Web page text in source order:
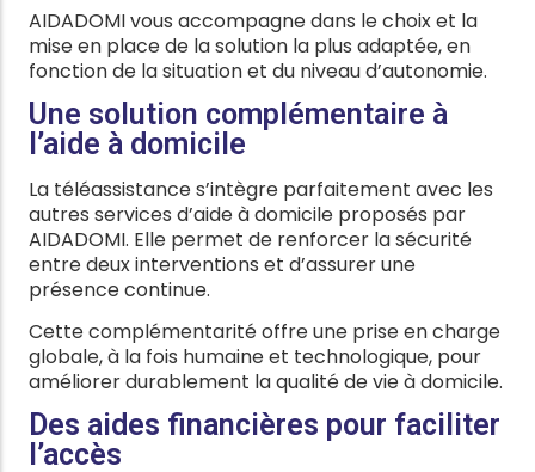
AIDADOMI vous accompagne dans le choix et la
mise en place de la solution la plus adaptée, en
fonction de la situation et du niveau d’autonomie.
Une solution complémentaire à
l’aide à domicile
La téléassistance s’intègre parfaitement avec les
autres services d’aide à domicile proposés par
AIDADOMI. Elle permet de renforcer la sécurité
entre deux interventions et d’assurer une
présence continue.
Cette complémentarité offre une prise en charge
globale, à la fois humaine et technologique, pour
améliorer durablement la qualité de vie à domicile.
Des aides financières pour faciliter
l’accès